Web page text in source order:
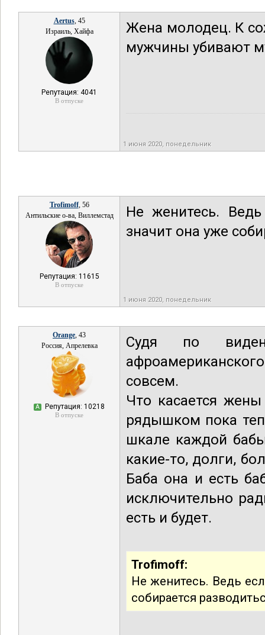
Aertus, 45
Израиль, Хайфа
Репутация: 4041
В отпуске
Жена молодец. К
мужчины убивают
1 июня 2020, понедельник
Trofimoff, 56
Антильские о-ва, Виллемстад
Репутация: 11615
В отпуске
Не женитесь.
значит она уже
1 июня 2020, понедельник
Orange, 43
Россия, Апрелевка
А Репутация: 10218
В отпуске
Судя по
совсем.
Что касается жены
рядышком пока
шкале каждой
какие-то, долги,
Баба она и есть
исключительно
есть и будет.
Trofimoff:
Не женитесь. Ведь
собирается